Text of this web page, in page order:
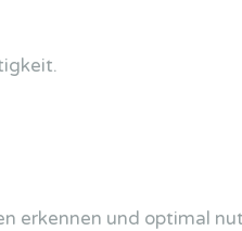
erkennen und optimal